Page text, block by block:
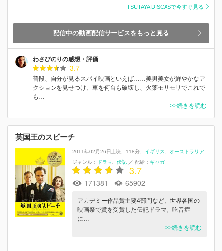
TSUTAYA DISCASで今すぐ見る
配信中の動画配信サービスをもっと見る
わさびのりの感想・評価
3.7
普段、自分が見るスパイ映画といえば……美男美女が鮮やかなア
クションを見せつけ、車を何台も破壊し、火薬モリモリでこれで
も…
>>続きを読む
英国王のスピーチ
2011年02月26日上映 118分 イギリス
オーストラリア
ジャンル：
ドラマ 伝記 ／ 配給： ギャガ
3.7
171381 65902
アカデミー作品賞主要4部門など、世界各国の
映画祭で賞を受賞した伝記ドラマ。吃音症
に…
>>続きを読む